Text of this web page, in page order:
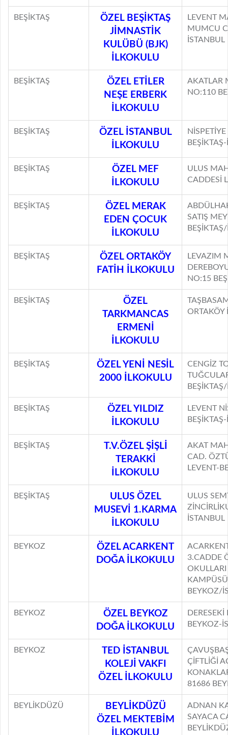
BEŞİKTAŞ
ÖZEL BEŞİKTAŞ
JİMNASTİK
KULÜBÜ (BJK)
İLKOKULU
LEVENT
MUMCU
İSTANBUL
BEŞİKTAŞ
ÖZEL ETİLER
NEŞE ERBERK
İLKOKULU
AKATLAR
NO:110
BEŞİKTAŞ
ÖZEL İSTANBUL
İLKOKULU
BEŞİKTAŞ
ÖZEL MEF
İLKOKULU
ULUS
CADDESİ
BEŞİKTAŞ
ÖZEL MERAK
EDEN ÇOCUK
İLKOKULU
SATIŞ
BEŞİKTAŞ
ÖZEL ORTAKÖY
FATİH İLKOKULU
LEVAZIM
NO:15
BEŞİKTAŞ
ÖZEL
TARKMANCAS
ERMENİ
İLKOKULU
ORTAKÖY
BEŞİKTAŞ
ÖZEL YENİ NESİL
2000 İLKOKULU
CENGİZ
BEŞİKTAŞ
ÖZEL YILDIZ
İLKOKULU
LEVENT
BEŞİKTAŞ
T.V.ÖZEL ŞİŞLİ
TERAKKİ
İLKOKULU
AKAT
CAD.
LEVENT-
BEŞİKTAŞ
ULUS ÖZEL
MUSEVİ 1.KARMA
İLKOKULU
ULUS
İSTANBUL
BEYKOZ
ÖZEL ACARKENT
DOĞA İLKOKULU
3.CADDE
BEYKOZ/
BEYKOZ
ÖZEL BEYKOZ
DOĞA İLKOKULU
BEYKOZ-
BEYKOZ
TED İSTANBUL
KOLEJİ VAKFI
ÖZEL İLKOKULU
ÇİFTLİĞİ
81686
BEYLİKDÜZÜ
BEYLİKDÜZÜ
ÖZEL MEKTEBİM
İLKOKULU
ADNAN
SAYACA